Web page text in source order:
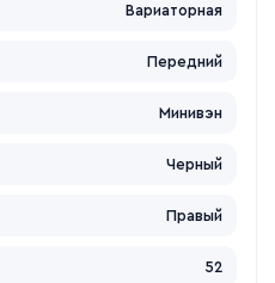
Вариаторная
Передний
Минивэн
Черный
Правый
52